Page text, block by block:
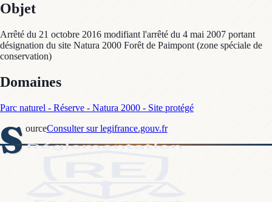
Objet
Arrêté du 21 octobre 2016 modifiant l'arrêté du 4 mai 2007 portant
désignation du site Natura 2000 Forêt de Paimpont (zone spéciale de
conservation)
Domaines
Parc naturel - Réserve - Natura 2000 - Site protégé
S ourceConsulter sur legifrance.gouv.fr